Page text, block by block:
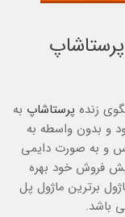
زنده پرستاشاپ به
و بدون واسطه به
و به صورت دایمی
فروش خود بهره
برترین ماژول پل
باشد.